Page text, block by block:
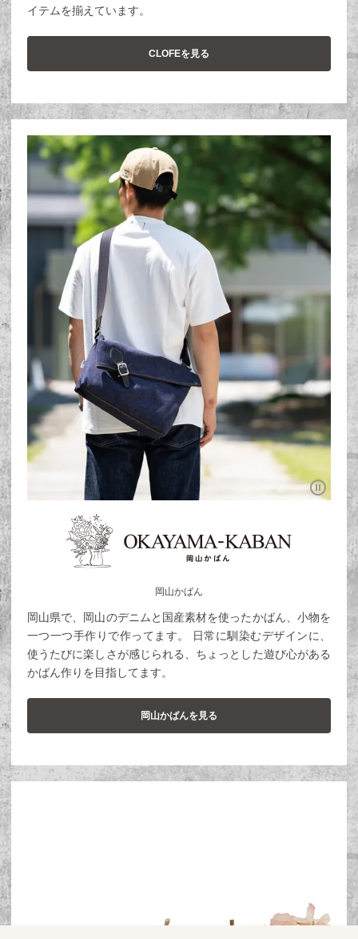
イテムを揃えています。
CLOFEを見る
岡山かばん
岡山県で、岡山のデニムと国産素材を使ったかばん、小物を
一つ一つ手作りで作ってます。 日常に馴染むデザインに、
使うたびに楽しさが感じられる、ちょっとした遊び心がある
かばん作りを目指してます。
岡山かばんを見る